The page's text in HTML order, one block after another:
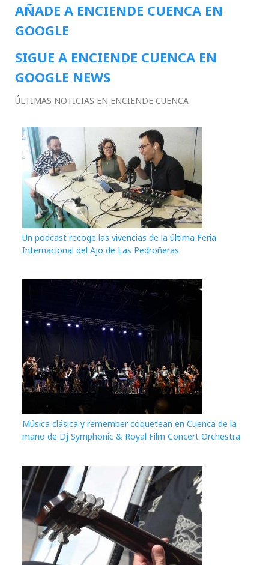
AÑADE A ENCIENDE CUENCA EN
GOOGLE
SIGUE A ENCIENDE CUENCA EN
GOOGLE NEWS
ÚLTIMAS NOTICIAS EN ENCIENDE CUENCA
Un podcast recoge las vivencias de la última Feria
Internacional del Ajo de Las Pedroñeras
Música clásica y remember coquetean en Cuenca de la
mano de Dj Symphonic & Royal Film Concert Orchestra